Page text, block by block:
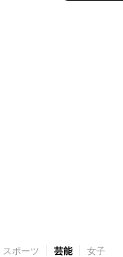
スポーツ 芸能 女子